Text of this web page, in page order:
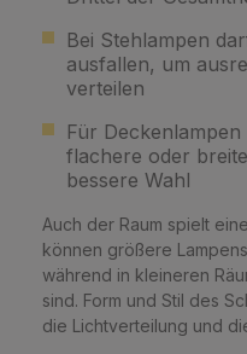
Bei Stehlampen
ausfallen, um
verteilen
Für
flachere oder
bessere Wahl
Auch der Raum spielt
können größere
während in kleineren
sind. Form und Stil des
die Lichtverteilung und